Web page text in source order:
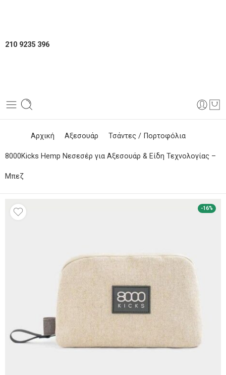
210 9235 396
Αρχική Αξεσουάρ Τσάντες / Πορτοφόλια
8000Kicks Hemp Νεσεσέρ για Αξεσουάρ & Είδη Τεχνολογίας –
Μπεζ
-16%